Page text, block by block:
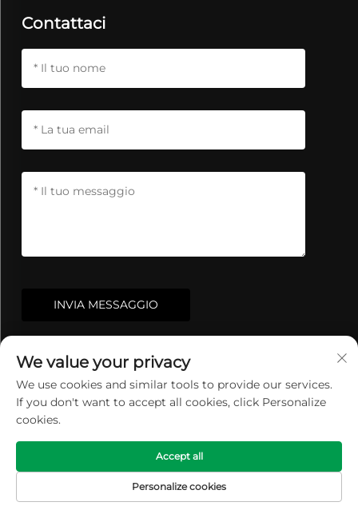
Contattaci
INVIA MESSAGGIO
Renhe si concentra sulla cartuccia del filtro
We value your privacy
We use cookies and similar tools to provide our services.
If you don't want to accept all cookies, click Personalize
cookies.
Personalize cookies
Accept all